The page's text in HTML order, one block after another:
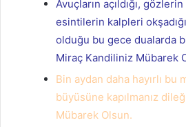
Avuçların açıldığı,
esintilerin kalpleri
olduğu bu gece dualarda
Miraç Kandiliniz Mübarek
Bin aydan daha hayırlı bu
büyüsüne kapılmanız
Mübarek Olsun.